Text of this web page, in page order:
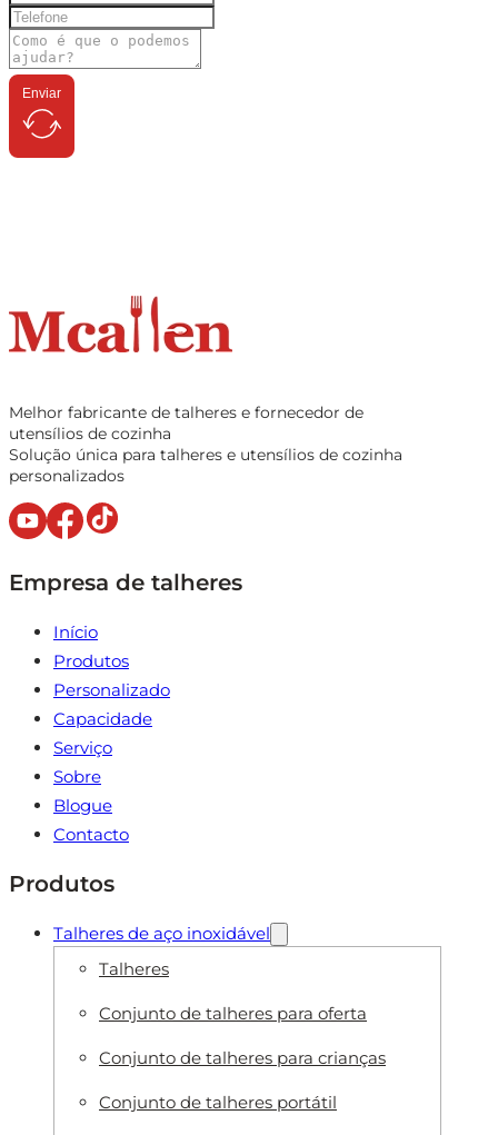
Enviar
Melhor fabricante de talheres e fornecedor de
utensílios de cozinha
Solução única para talheres e utensílios de cozinha
personalizados
Empresa de talheres
Início
Produtos
Personalizado
Capacidade
Serviço
Sobre
Blogue
Contacto
Produtos
Talheres de aço inoxidável
Talheres
Conjunto de talheres para oferta
Conjunto de talheres para crianças
Conjunto de talheres portátil